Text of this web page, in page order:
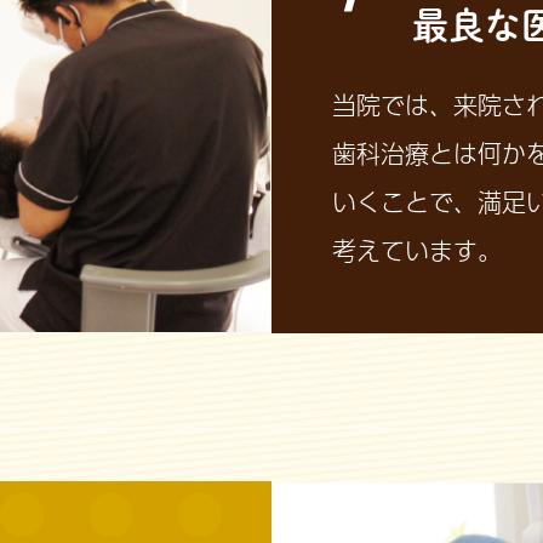
最良な
当院では、来院さ
歯科治療とは何か
いくことで、満足
考えています。